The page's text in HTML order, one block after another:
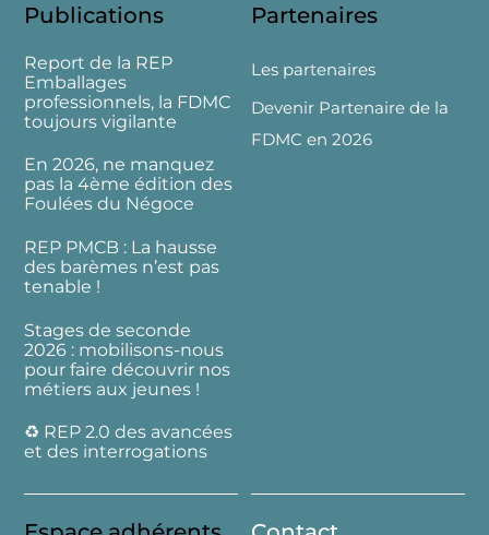
Publications
Report de la REP
Emballages
professionnels, la FDMC
toujours vigilante
En 2026, ne manquez
pas la 4ème édition des
Foulées du Négoce
REP PMCB : La hausse
des barèmes n’est pas
tenable !
Stages de seconde
2026 : mobilisons-nous
pour faire découvrir nos
métiers aux jeunes !
♻️ REP 2.0 des avancées
et des interrogations
Partenaires
Les partenaires
Devenir Partenaire de la
FDMC en 2026